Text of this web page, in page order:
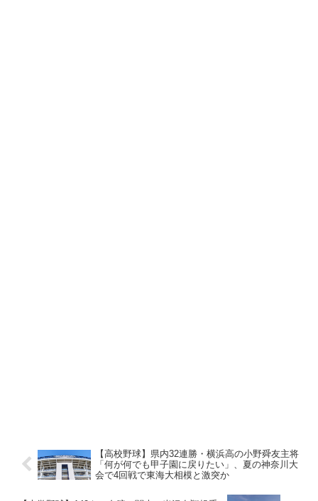
【高校野球】県内32連勝・横浜高の小野舜友主将
「何が何でも甲子園に戻りたい」、夏の神奈川大
会で4回戦で東海大相模と激突か